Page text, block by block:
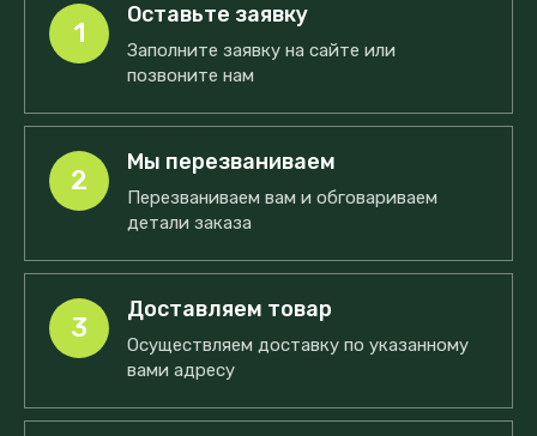
1
Оставьте заявку
Заполните заявку на сайте или
позвоните нам
2
Мы перезваниваем
Перезваниваем вам и обговариваем
детали заказа
3
Доставляем товар
Осуществляем доставку по указанному
вами адресу